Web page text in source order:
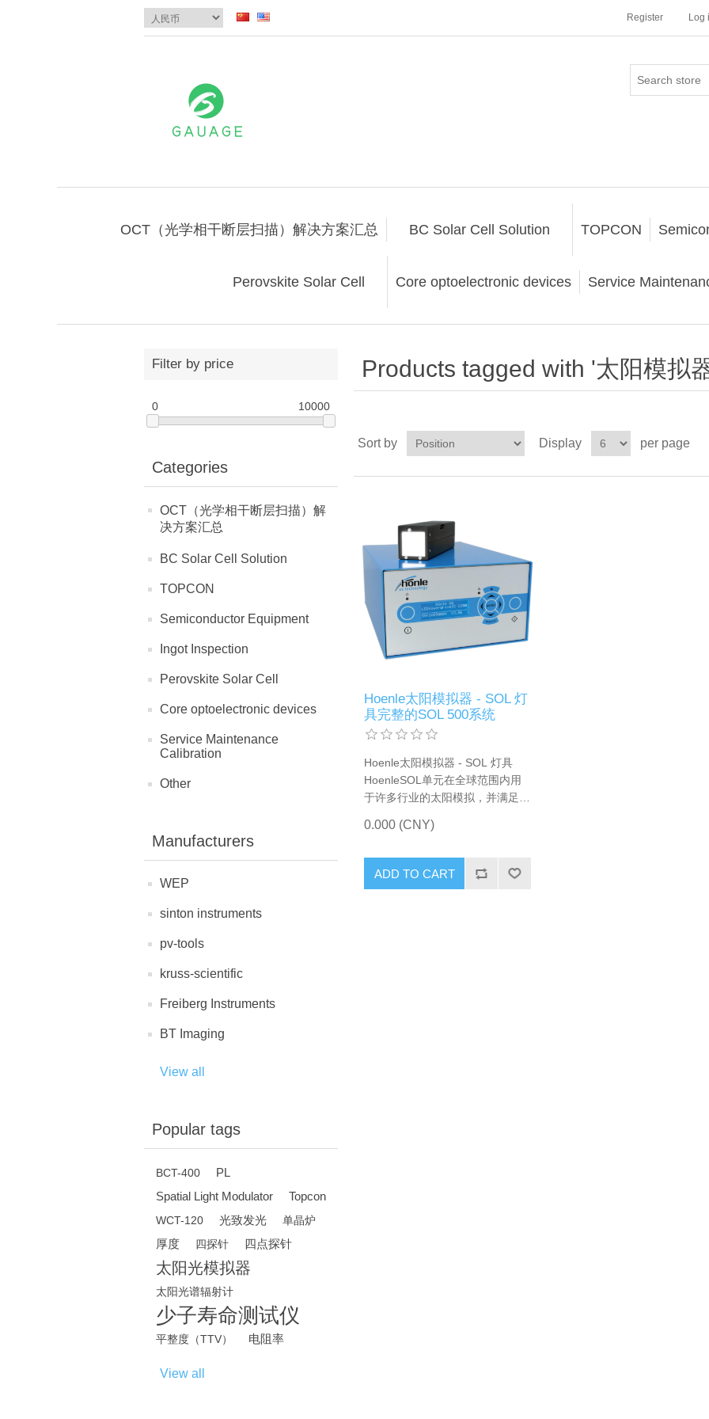
Register Log
OCT（光学相干断层扫描）解决方案汇总 BC Solar Cell Solution TOPCON
Perovskite Solar Cell Core optoelectronic devices Service
Filter by price
0 10000
Categories
OCT（光学相干断层扫描）解
决方案汇总
BC Solar Cell Solution
TOPCON
Semiconductor Equipment
Ingot Inspection
Perovskite Solar Cell
Core optoelectronic devices
Service Maintenance
Calibration
Other
Manufacturers
WEP
sinton instruments
pv-tools
kruss-scientific
Freiberg Instruments
BT Imaging
View all
Popular tags
BCT-400
PL
Spatial Light Modulator
Topcon
WCT-120 光致发光 单晶炉
厚度 四探针 四点探针
太阳光模拟器
太阳光谱辐射计
少子寿命测试仪
平整度（TTV） 电阻率
View all
Products tagged with '太阳模拟
Sort by Display per page
Hoenle太阳模拟器 - SOL 灯
具完整的SOL 500系统
Hoenle太阳模拟器 - SOL 灯具
HoenleSOL单元在全球范围内用
于许多行业的太阳模拟，并满足例
模拟器的要求。 在生物技术方
外 3T3 NRU 光毒性测试明确规定
0.000 (CNY)
ADD TO CART